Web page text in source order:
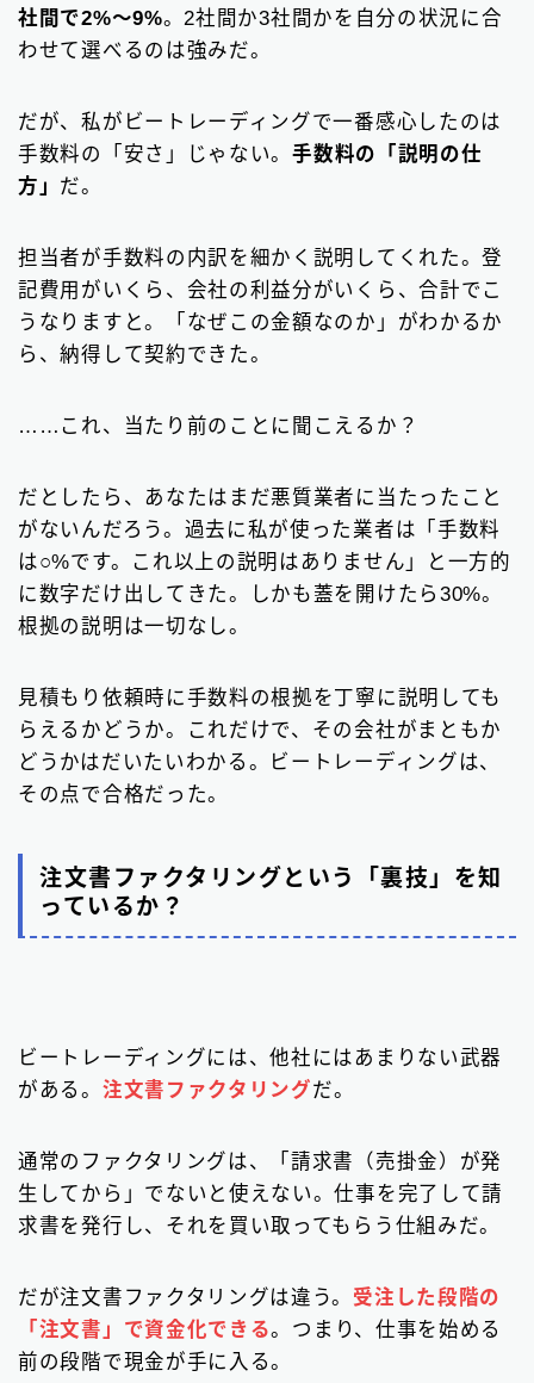
社間で2%〜9%。2社間か3社間かを自分の状況に合
わせて選べるのは強みだ。
だが、私がビートレーディングで一番感心したのは
手数料の「安さ」じゃない。手数料の「説明の仕
方」 だ。
担当者が手数料の内訳を細かく説明してくれた。登
記費用がいくら、会社の利益分がいくら、合計でこ
うなりますと。「なぜこの金額なのか」がわかるか
ら、納得して契約できた。
……これ、当たり前のことに聞こえるか？
だとしたら、あなたはまだ悪質業者に当たったこと
がないんだろう。過去に私が使った業者は「手数料
は○%です。これ以上の説明はありません」と一方的
に数字だけ出してきた。しかも蓋を開けたら30%。
根拠の説明は一切なし。
見積もり依頼時に手数料の根拠を丁寧に説明しても
らえるかどうか。これだけで、その会社がまともか
どうかはだいたいわかる。ビートレーディングは、
その点で合格だった。
注文書ファクタリングという「裏技」を知
っているか？
ビートレーディングには、他社にはあまりない武器
がある。 注文書ファクタリングだ。
通常のファクタリングは、「請求書（売掛金）が発
生してから」でないと使えない。仕事を完了して請
求書を発行し、それを買い取ってもらう仕組みだ。
だが注文書ファクタリングは違う。 受注した段階の
「注文書」で資金化できる。つまり、仕事を始める
前の段階で現金が手に入る。